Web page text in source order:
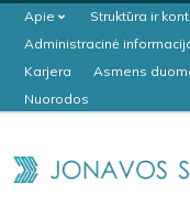
Apie Struktūra ir
Administracinė
Karjera
Asmens
Nuorodos